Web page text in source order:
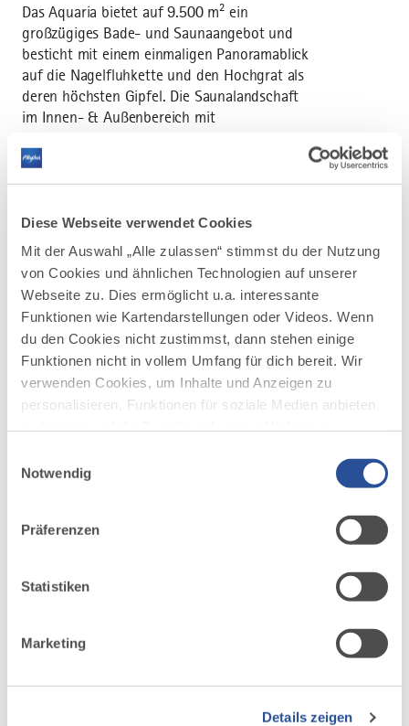
Diese Webseite verwendet Cookies
Mit der Auswahl „Alle zulassen“ stimmst du der Nutzung
von Cookies und ähnlichen Technologien auf unserer
Webseite zu. Dies ermöglicht u.a. interessante
Funktionen wie Kartendarstellungen oder Videos. Wenn
du den Cookies nicht zustimmst, dann stehen einige
Funktionen nicht in vollem Umfang für dich bereit. Wir
verwenden Cookies, um Inhalte und Anzeigen zu
personalisieren, Funktionen für soziale Medien anbieten
deiner Verwendung unserer Website an unsere Partner
möglicherweise mit weiteren Daten zusammen, die du
Nutzung der Dienste gesammelt haben.
Notwendig
Präferenzen
Statistiken
Marketing
Details zeigen
Das Aquaria bietet auf 9.500 m² ein
großzügiges Bade- und Saunaangebot und
besticht mit einem einmaligen Panoramablick
auf die Nagelfluhkette und den Hochgrat als
deren höchsten Gipfel. Die Saunalandschaft
im Innen- & Außenbereich mit
Whirlpools & Ruhebereichen lässt Herzen
höherschlagen. Im Badebereich bieten ein
Sport-, Sole-, Kinder- und Außenbecken,
Sprungtürmen bis 5 Meter Höhe sowie
Rutsche und Wildwasserkreisel Spaß- und
Sportvergnügen für Groß und Klein – ein
Paradies für Wasserratten &
Saunaliebhaber.
www.aquaria.de